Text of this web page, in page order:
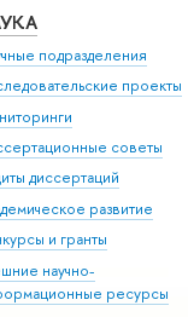
подразделения
проекты
советы
диссертаций
развитие
и гранты
научно-
ресурсы